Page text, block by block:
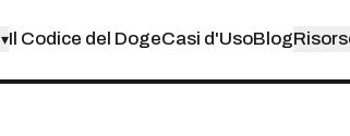
▾Il Codice del DogeCasi d'UsoBlog